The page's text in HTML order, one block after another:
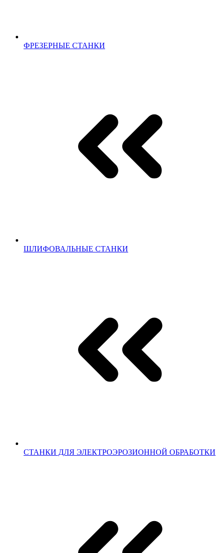
ФРЕЗЕРНЫЕ СТАНКИ
ШЛИФОВАЛЬНЫЕ СТАНКИ
СТАНКИ ДЛЯ ЭЛЕКТРОЭРОЗИОННОЙ ОБРАБОТКИ